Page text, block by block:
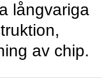
långvariga
av chip.